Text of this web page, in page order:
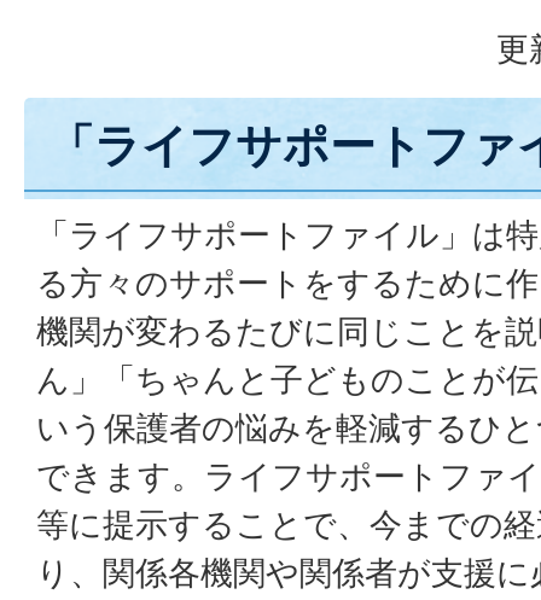
更
「ライフサポートフ
「ライフサポートファイル」は
る方々のサポートをするために
機関が変わるたびに同じことを
ん」「ちゃんと子どものことが
いう保護者の悩みを軽減するひ
できます。ライフサポートファ
等に提示することで、今までの
り、関係各機関や関係者が支援